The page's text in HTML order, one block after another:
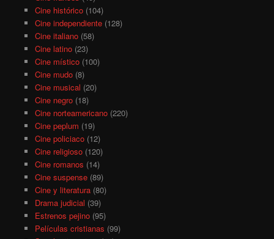
Cine histórico(104)
Cine independiente(128)
Cine italiano(58)
Cine latino(23)
Cine místico(100)
Cine mudo(8)
Cine musical (20)
Cine negro(18)
Cine norteamericano(220)
Cine peplum (19)
Cine policiaco(12)
Cine religioso(120)
Cine romanos (14)
Cine suspense(89)
Cine y literatura(80)
Drama judicial (39)
Estrenos pejino(95)
Películas cristianas (99)